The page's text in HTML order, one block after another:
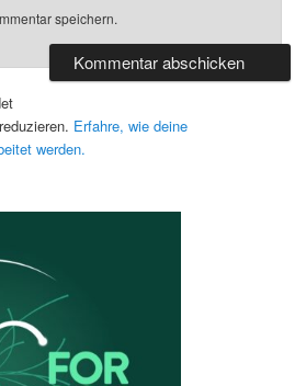
speichern.
Erfahre, wie deine
werden.